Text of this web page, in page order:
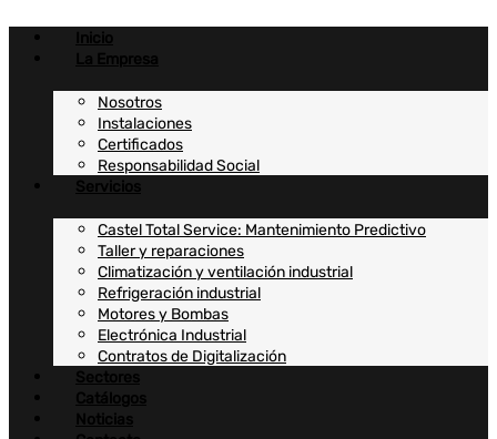
contenido
Inicio
La Empresa
Nosotros
Instalaciones
Certificados
Responsabilidad Social
Servicios
Castel Total Service: Mantenimiento Predictivo
Taller y reparaciones
Climatización y ventilación industrial
Refrigeración industrial
Motores y Bombas
Electrónica Industrial
Contratos de Digitalización
Sectores
Catálogos
Noticias